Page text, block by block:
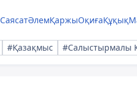
СаясатӘлемҚаржыОқиғаҚұқық
#Қазақмыс #Салыстырмалы